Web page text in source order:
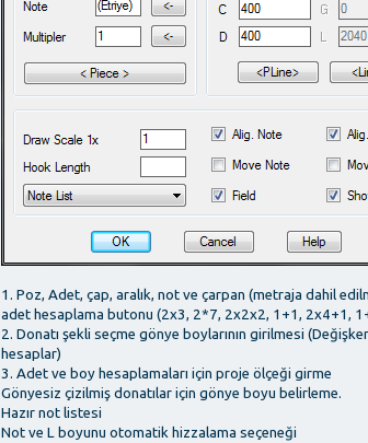
1. Poz, Adet, çap, aralık, not ve çarpan (metraja dahil
adet hesaplama butonu (2x3, 2*7, 2x2x2, 1+1, 2x4+1,
2. Donatı şekli seçme gönye boylarının girilmesi
hesaplar)
3. Adet ve boy hesaplamaları için proje ölçeği girme
Gönyesiz çizilmiş donatılar için gönye boyu belirleme.
Hazır not listesi
Not ve L boyunu otomatik hizzalama seçeneği